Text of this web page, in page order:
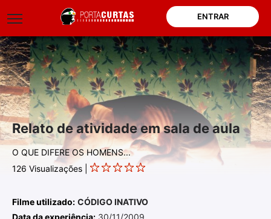
ENTRAR
Relato de atividade em sala de aula
O QUE DIFERE OS HOMENS...
126 Visualizações |
Filme utilizado: CÓDIGO INATIVO
Data da experiência: 30/11/2009